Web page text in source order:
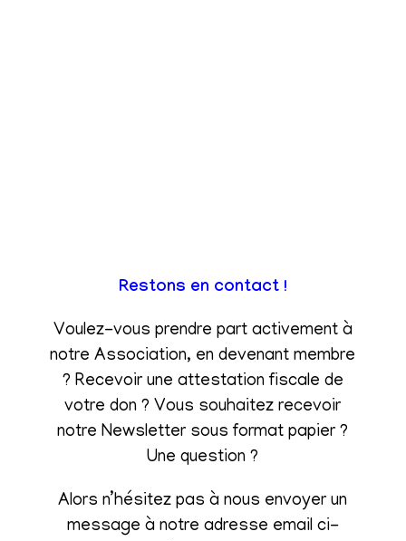
Restons en contact !
Voulez-vous prendre part activement à
notre Association, en devenant membre
? Recevoir une attestation fiscale de
votre don ? Vous souhaitez recevoir
notre Newsletter sous format papier ?
Une question ?
Alors n’hésitez pas à nous envoyer un
message à notre adresse email ci-